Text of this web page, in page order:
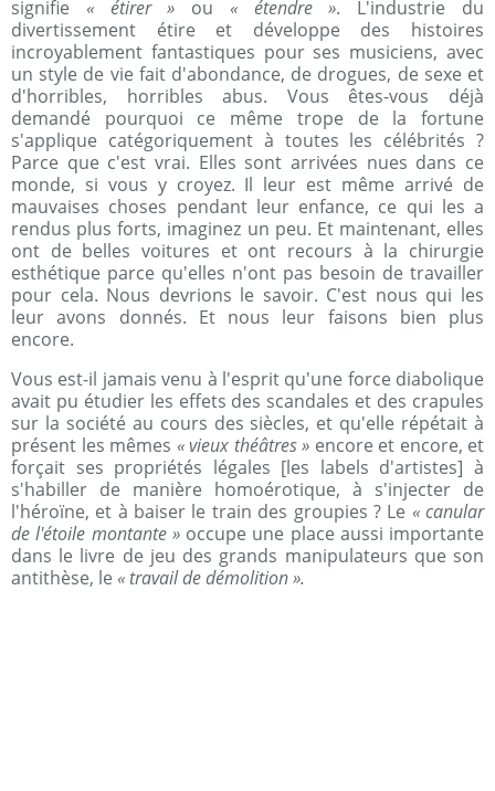
signifie « étirer » ou « étendre ». L'industrie du
divertissement étire et développe des histoires
incroyablement fantastiques pour ses musiciens, avec
un style de vie fait d'abondance, de drogues, de sexe et
d'horribles, horribles abus. Vous êtes-vous déjà
demandé pourquoi ce même trope de la fortune
s'applique catégoriquement à toutes les célébrités ?
Parce que c'est vrai. Elles sont arrivées nues dans ce
monde, si vous y croyez. Il leur est même arrivé de
mauvaises choses pendant leur enfance, ce qui les a
rendus plus forts, imaginez un peu. Et maintenant, elles
ont de belles voitures et ont recours à la chirurgie
esthétique parce qu'elles n'ont pas besoin de travailler
pour cela. Nous devrions le savoir. C'est nous qui les
leur avons donnés. Et nous leur faisons bien plus
encore.
Vous est-il jamais venu à l'esprit qu'une force diabolique
avait pu étudier les effets des scandales et des crapules
sur la société au cours des siècles, et qu'elle répétait à
présent les mêmes « vieux théâtres » encore et encore, et
forçait ses propriétés légales [les labels d'artistes] à
s'habiller de manière homoérotique, à s'injecter de
l'héroïne, et à baiser le train des groupies ? Le « canular
de l'étoile montante »occupe une place aussi importante
dans le livre de jeu des grands manipulateurs que son
antithèse, le « travail de démolition ».